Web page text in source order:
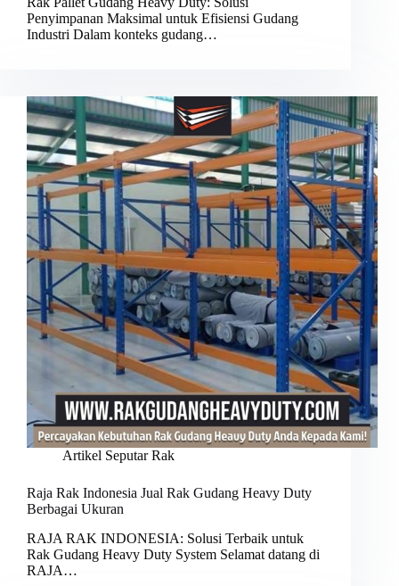
Penyimpanan Maksimal untuk Efisiensi Gudang
Industri Dalam konteks gudang…
Artikel Seputar Rak
Raja Rak Indonesia Jual Rak Gudang Heavy Duty
Berbagai Ukuran
RAJA RAK INDONESIA: Solusi Terbaik untuk
Rak Gudang Heavy Duty System Selamat datang di
RAJA…